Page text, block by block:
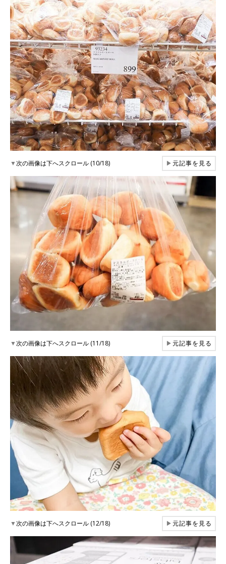
▼次の画像は下へスクロール (10/18) ▶元記事を見る
▼次の画像は下へスクロール (11/18) ▶元記事を見る
▼次の画像は下へスクロール (12/18) ▶元記事を見る